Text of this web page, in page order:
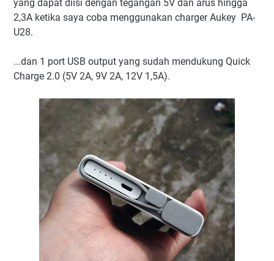
yang dapat diisi dengan tegangan 5V dan arus hingga
2,3A ketika saya coba menggunakan charger Aukey PA-
U28.
...dan 1 port USB output yang sudah mendukung Quick
Charge 2.0 (5V 2A, 9V 2A, 12V 1,5A).